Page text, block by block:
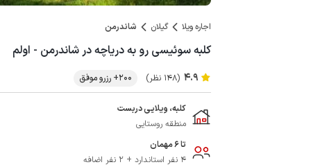
اجاره ویلا گیلان شاندرمن
کلبه سوئیسی رو به دریاچه در شاندرمن - اولم
4.9 (148 نظر) 200+ رزرو موفق
کلبه، ویلایی دربست
منطقه روستایی
تا 6 مهمان
4 نفر استاندارد + 2 نفر اضافه